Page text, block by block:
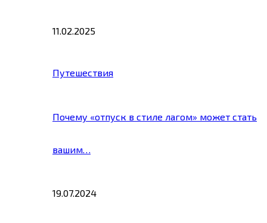
11.02.2025
Путешествия
Почему «отпуск в стиле лагом» может стать
вашим…
19.07.2024